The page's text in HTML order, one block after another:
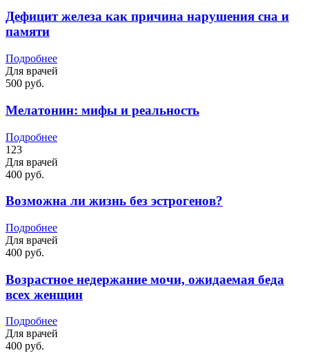
Дефицит железа как причина нарушения сна и
памяти
Подробнее
Для врачей
500 руб.
Мелатонин: мифы и реальность
Подробнее
123
Для врачей
400 руб.
Возможна ли жизнь без эстрогенов?
Подробнее
Для врачей
400 руб.
Возрастное недержание мочи, ожидаемая беда
всех женщин
Подробнее
Для врачей
400 руб.